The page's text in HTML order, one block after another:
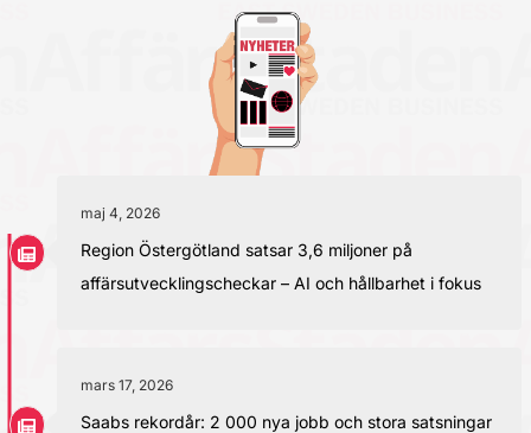
maj 4, 2026
Region Östergötland satsar 3,6 miljoner på
affärsutvecklingscheckar – AI och hållbarhet i fokus
mars 17, 2026
Saabs rekordår: 2 000 nya jobb och stora satsningar